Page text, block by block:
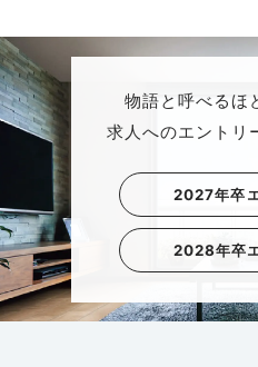
物語と呼べるほ
求人へのエントリ
2027年卒
2028年卒